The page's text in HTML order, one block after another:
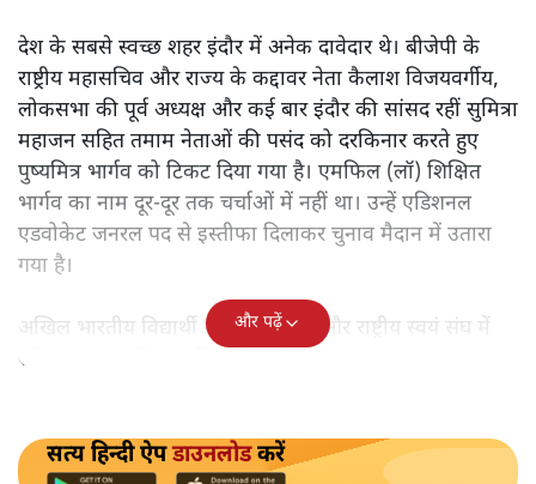
मध्य प्रदेश में स्थानीय निकाय के चुनावों के टिकट वितरण में
बीजेपी हाईकमान ने मुख्यमंत्री शिवराज सिंह चौहान और प्रदेश
अध्यक्ष विष्णुदत्त शर्मा के ‘सर्वे’ को दरकिनार कर दिया है। लंबी
माथापच्ची के बाद मंगलवार देर शाम कुल 16 नगर निगमों में से
14 के लिए मेयर पद के घोषित टिकटों ने बीजेपी नेताओं को भी
चौंका दिया है। आधे टिकट आरएसएस पृष्ठभूमि वाले ऐसे चेहरों को
दिये गये हैं जो अनजान हैं अथवा बहुत ही मामूली तौर पर पहचाने
जाने वाले हैं।
देश के सबसे स्वच्छ शहर इंदौर में अनेक दावेदार थे। बीजेपी के
राष्ट्रीय महासचिव और राज्य के कद्दावर नेता कैलाश विजयवर्गीय,
पुष्यमित्र भार्गव को टिकट दिया गया है। एमफिल (लॉ) शिक्षित